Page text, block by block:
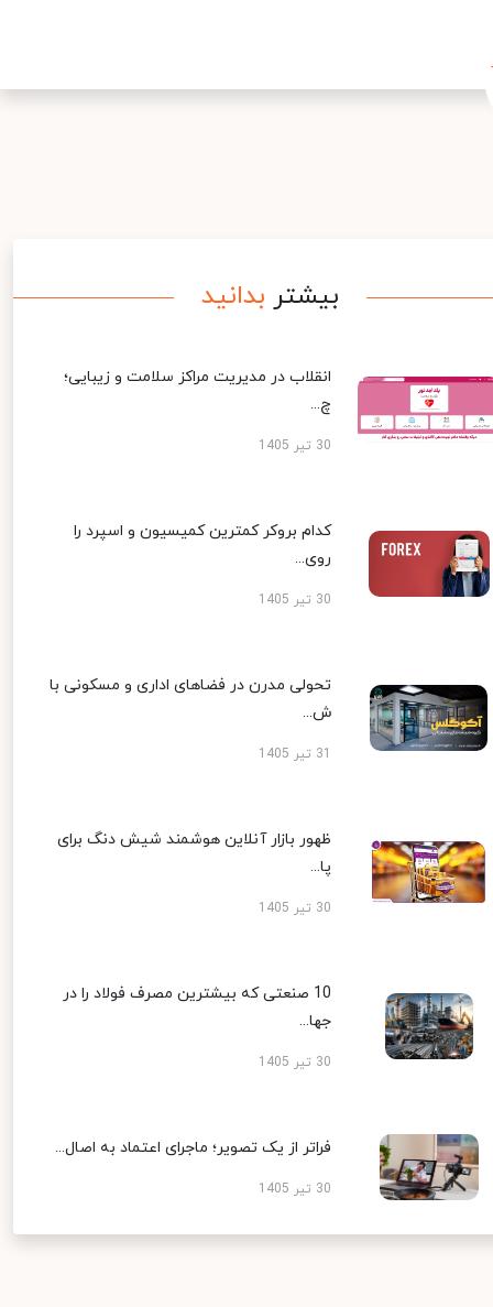
بیشتر بدانید
انقلاب در مدیریت مراکز سلامت و زیبایی؛
چ...
30 تیر 1405
کدام بروکر کمترین کمیسیون و اسپرد را
روی...
30 تیر 1405
تحولی مدرن در فضاهای اداری و مسکونی با
ش...
ظهور بازار آنلاین هوشمند شیش دنگ برای
پا...
30 تیر 1405
10 صنعتی که بیشترین مصرف فولاد را در
جها...
30 تیر 1405
فراتر از یک تصویر؛ ماجرای اعتماد به اصال...
30 تیر 1405